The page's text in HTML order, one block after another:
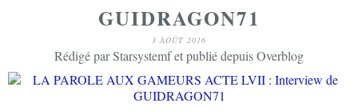
GUIDRAGON71
3 AOÛT 2016
Rédigé par Starsystemf et publié depuis Overblog